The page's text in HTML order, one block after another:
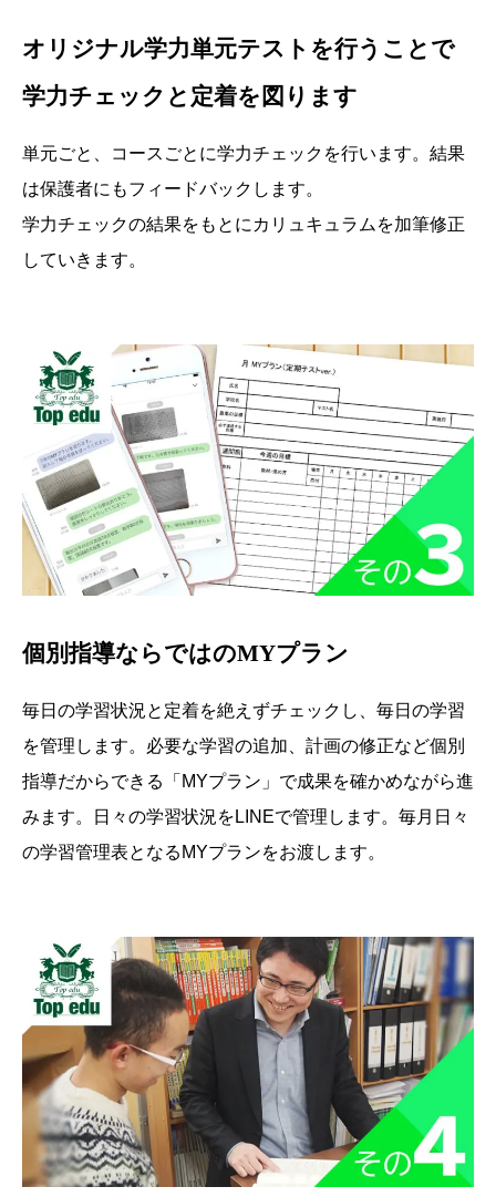
オリジナル学力単元テストを行うことで
学力チェックと定着を図ります
単元ごと、コースごとに学力チェックを行います。結果
は保護者にもフィードバックします。
学力チェックの結果をもとにカリュキュラムを加筆修正
していきます。
個別指導ならではのMYプラン
毎日の学習状況と定着を絶えずチェックし、毎日の学習
を管理します。必要な学習の追加、計画の修正など個別
指導だからできる「MYプラン」で成果を確かめながら進
みます。日々の学習状況をLINEで管理します。毎月日々
の学習管理表となるMYプランをお渡します。